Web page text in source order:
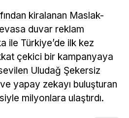
kiralanan Maslak-
duvar reklam
ile Türkiye’de ilk kez
çekici bir kampanyaya
Uludağ Şekersiz
yapay zekayı buluşturan
milyonlara ulaştırdı.